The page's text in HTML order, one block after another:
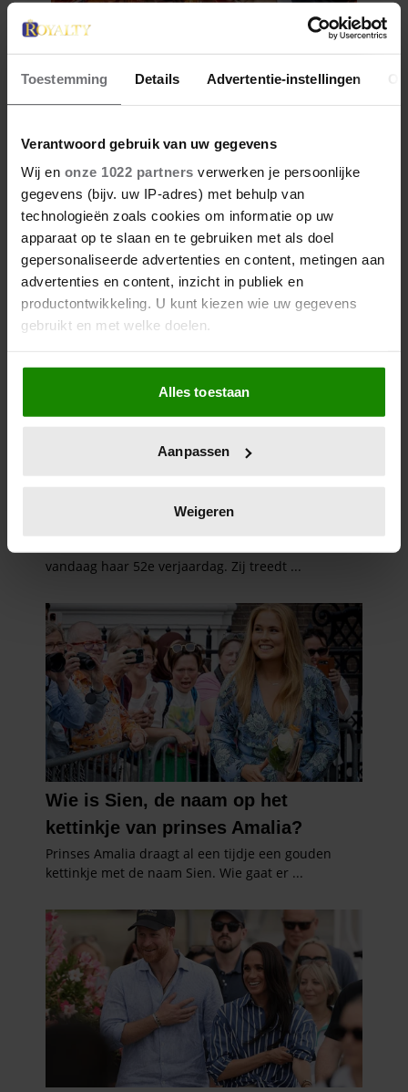
Toestemming Details Advertentie-instellingen
Verantwoord gebruik van uw gegevens
Wij en onze 1022 partners verwerken je persoonlijke
gegevens (bijv. uw IP-adres) met behulp van
technologieën zoals cookies om informatie op uw
apparaat op te slaan en te gebruiken met als doel
gepersonaliseerde advertenties en content, metingen aan
advertenties en content, inzicht in publiek en
productontwikkeling. U kunt kiezen wie uw gegevens
gebruikt en met welke doelen.
Als u het toestaat, willen we ook graag:
Informatie verzamelen over uw geografische
locatie, die tot een paar meter nauwkeurig kan zijn
scannen op specifieke eigenschappen (fingerprinting)
verwerkt en stel uw voorkeuren in het
intrekken in de Cookieverklaring.
personaliseren, om functies voor social media te bieden
en om ons websiteverkeer te analyseren. Ook delen we
informatie over uw gebruik van onze site met onze
partners voor social media, adverteren en analyse. Deze
partners kunnen deze gegevens combineren met andere
informatie die u aan ze heeft verstrekt of die ze hebben
verzameld op basis van uw gebruik van hun services. U
gaat akkoord met onze cookies als u onze website blijft
gebruiken.
Alles toestaan
Aanpassen
Weigeren
27 april 2026
DOKKUM PAKT UIT VOOR
KONINGSPAAR TIJDENS